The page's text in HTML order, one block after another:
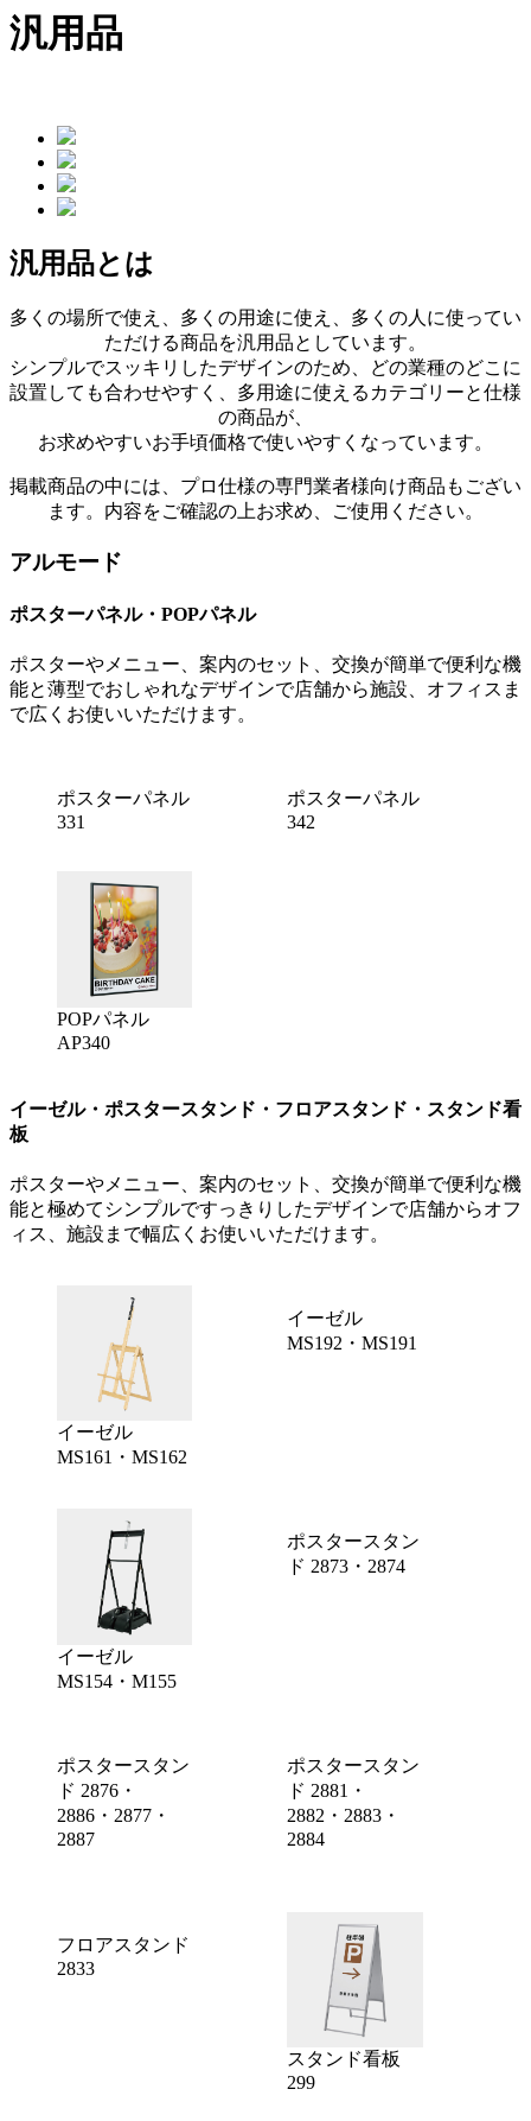
汎用品
汎用品とは
多くの場所で使え、多くの用途に使え、多くの人に使ってい
ただける商品を汎用品としています。
シンプルでスッキリしたデザインのため、どの業種のどこに
設置しても合わせやすく、多用途に使えるカテゴリーと仕様
の商品が、
お求めやすいお手頃価格で使いやすくなっています。
掲載商品の中には、プロ仕様の専門業者様向け商品もござい
ます。内容をご確認の上お求め、ご使用ください。
アルモード
ポスターパネル・POPパネル
ポスターやメニュー、案内のセット、交換が簡単で便利な機
能と薄型でおしゃれなデザインで店舗から施設、オフィスま
で広くお使いいただけます。
ポスターパネル
331
ポスターパネル
342
POPパネル
AP340
イーゼル・ポスタースタンド・フロアスタンド・スタンド看
板
ポスターやメニュー、案内のセット、交換が簡単で便利な機
能と極めてシンプルですっきりしたデザインで店舗からオフ
ィス、施設まで幅広くお使いいただけます。
イーゼル
MS161・MS162
イーゼル
MS192・MS191
イーゼル
MS154・M155
ポスタースタン
ド 2873・2874
ポスタースタン
ド 2876・
2886・2877・
2887
ポスタースタン
ド 2881・
2882・2883・
2884
フロアスタンド
2833
スタンド看板
299